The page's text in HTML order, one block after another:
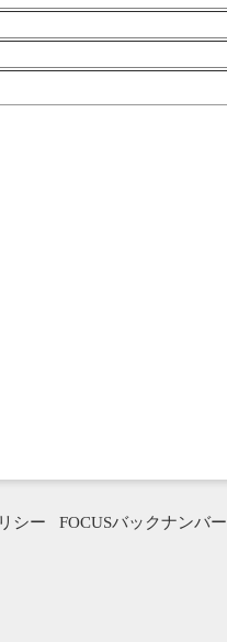
シー FOCUSバックナンバー